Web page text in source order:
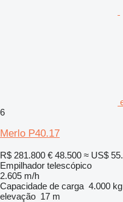
6
Merlo P40.17
R$ 281.800 € 48.500 ≈ US$
Empilhador telescópico
2.605 m/h
Capacidade de carga 4.000 kg
elevação 17 m